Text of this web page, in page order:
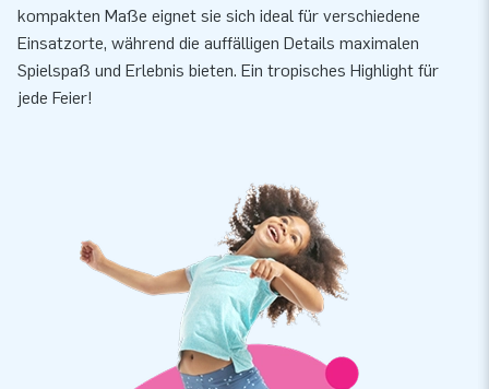
kompakten Maße eignet sie sich ideal für verschiedene
Einsatzorte, während die auffälligen Details maximalen
Spielspaß und Erlebnis bieten. Ein tropisches Highlight für
jede Feier!